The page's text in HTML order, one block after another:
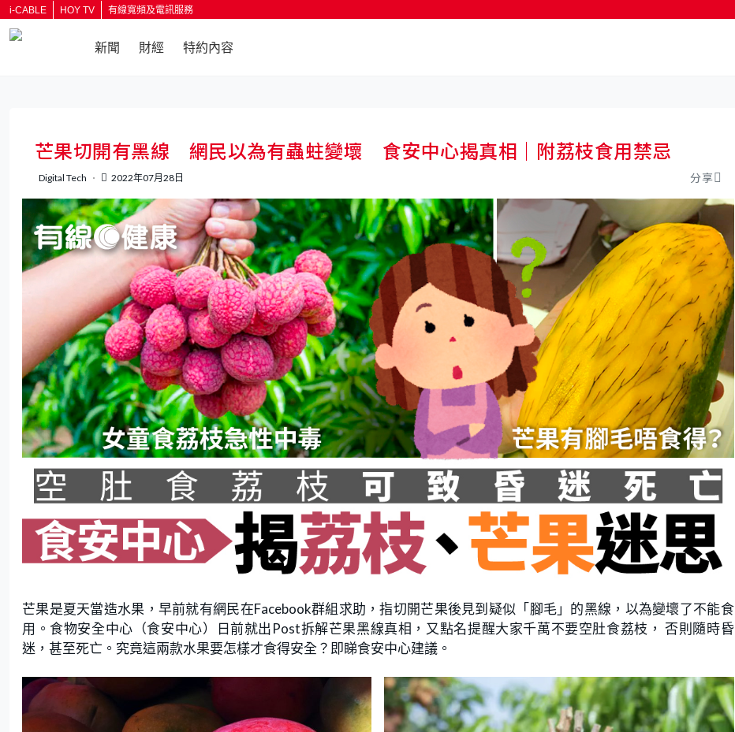
i-CABLE HOY TV 有線寬頻及電訊服務
新聞 財經 特約內容
芒果切開有黑線 網民以為有蟲蛀變壞 食安中心揭真相｜附荔枝食用禁忌
Digital Tech 2022年07月28日 分享
芒果是夏天當造水果，早前就有網民在Facebook群組求助，指切開芒果後見到疑似「腳毛」的黑線，以為變壞了不能食
用。食物安全中心（食安中心）日前就出Post拆解芒果黑線真相，又點名提醒大家千萬不要空肚食荔枝， 否則隨時昏
迷，甚至死亡。究竟這兩款水果要怎樣才食得安全？即睇食安中心建議。